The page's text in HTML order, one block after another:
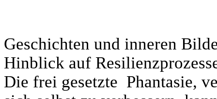
Geschichten und inneren
Hinblick auf
Die frei gesetzte Phantasie,